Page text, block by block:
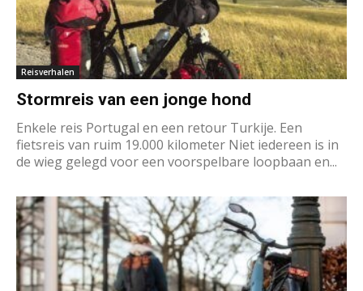
Reisverhalen
Stormreis van een jonge hond
Enkele reis Portugal en een retour Turkije. Een
fietsreis van ruim 19.000 kilometer Niet iedereen is in
de wieg gelegd voor een voorspelbare loopbaan en...